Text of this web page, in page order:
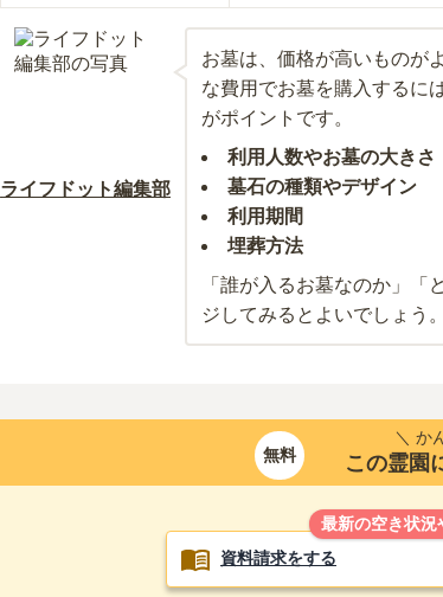
ライフドット編集部
お墓は、価格が高いものが
な費用でお墓を購入するに
がポイントです。
利用人数やお墓の大きさ
墓石の種類やデザイン
利用期間
埋葬方法
「誰が入るお墓なのか」
ジしてみるとよいでしょう。
無料
＼ か
この霊園
最新の空き状況
資料請求をする